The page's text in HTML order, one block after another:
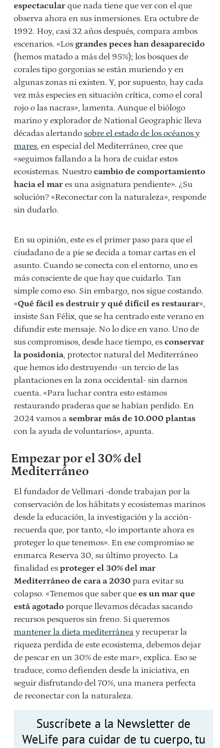
espectacular que nada tiene que ver con el que
observa ahora en sus inmersiones. Era octubre de
1992. Hoy, casi 32 años después, compara ambos
escenarios. «Los grandes peces han desaparecido
(hemos matado a más del 95%); los bosques de
corales tipo gorgonias se están muriendo y en
algunas zonas ni existen. Y, por supuesto, hay cada
vez más especies en situación crítica, como el coral
rojo o las nacras», lamenta. Aunque el biólogo
marino y explorador de National Geographic lleva
décadas alertando sobre el estado de los océanos y
mares, en especial del Mediterráneo, cree que
«seguimos fallando a la hora de cuidar estos
ecosistemas. Nuestro cambio de comportamiento
hacia el mar es una asignatura pendiente». ¿Su
solución? «Reconectar con la naturaleza», responde
sin dudarlo.
En su opinión, este es el primer paso para que el
ciudadano de a pie se decida a tomar cartas en el
asunto. Cuando se conecta con el entorno, uno es
más consciente de que hay que cuidarlo. Tan
simple como eso. Sin embargo, nos sigue costando.
«Qué fácil es destruir y qué difícil es restaurar«,
insiste San Félix, que se ha centrado este verano en
difundir este mensaje. No lo dice en vano. Uno de
sus compromisos, desde hace tiempo, es conservar
la posidonia, protector natural del Mediterráneo
que hemos ido destruyendo -un tercio de las
plantaciones en la zona occidental- sin darnos
cuenta. «Para luchar contra esto estamos
restaurando praderas que se habían perdido. En
2024 vamos a sembrar más de 10.000 plantas
con la ayuda de voluntarios», apunta.
Empezar por el 30% del
Mediterráneo
El fundador de Vellmari -donde trabajan por la
conservación de los hábitats y ecosistemas marinos
desde la educación, la investigación y la acción-
recuerda que, por tanto, «lo importante ahora es
proteger lo que tenemos». En ese compromiso se
enmarca Reserva 30, su último proyecto. La
finalidad es proteger el 30% del mar
Mediterráneo de cara a 2030 para evitar su
colapso. «Tenemos que saber que es un mar que
está agotado porque llevamos décadas sacando
recursos pesqueros sin freno. Si queremos
mantener la dieta mediterránea y recuperar la
riqueza perdida de este ecosistema, debemos dejar
de pescar en un 30% de este mar», explica. Eso se
traduce, como defienden desde la iniciativa, en
seguir disfrutando del 70%, una manera perfecta
de reconectar con la naturaleza.
Suscríbete a la Newsletter de
WeLife para cuidar de tu cuerpo, tu